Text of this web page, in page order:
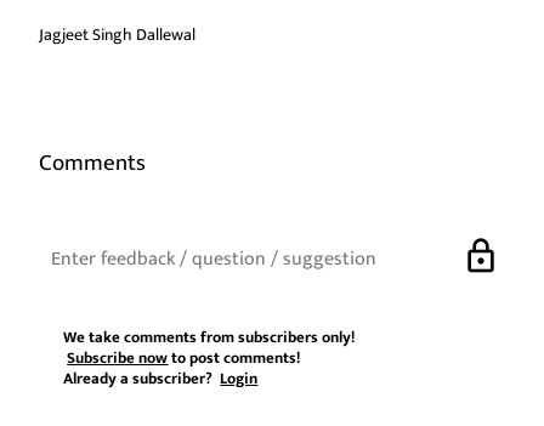
Jagjeet Singh Dallewal
Comments
lock
We take comments from subscribers only!
Subscribe nowto post comments!
Already a subscriber?Login